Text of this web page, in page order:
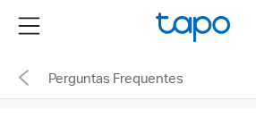
the
navigation
Menu
Perguntas Frequentes